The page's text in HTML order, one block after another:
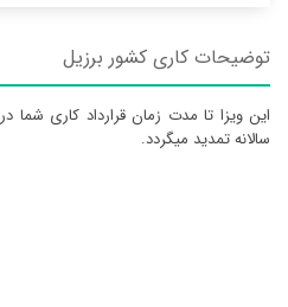
توضیحات کاری کشور برزیل
این ویزا تا مدت زمان قرارداد کاری شما
سالانه تمدید میگردد.